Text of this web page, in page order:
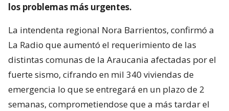
los problemas más urgentes.
La intendenta regional Nora Barrientos, confirmó a
La Radio que aumentó el requerimiento de las
distintas comunas de la Araucania afectadas por el
fuerte sismo, cifrando en mil 340 viviendas de
emergencia lo que se entregará en un plazo de 2
semanas, comprometiendose que a más tardar el